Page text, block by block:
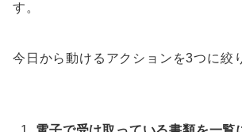
す。
今日から動けるアクションを3つに絞